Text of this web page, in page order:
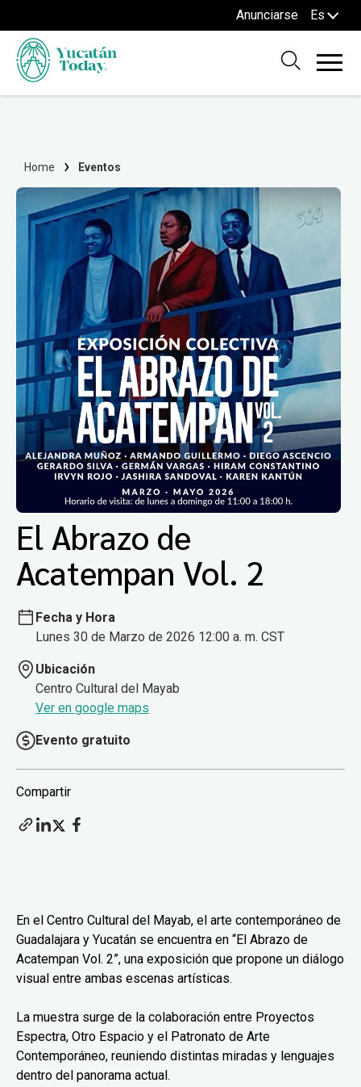
Anunciarse Es
Home Eventos
El Abrazo de
Acatempan Vol. 2
Fecha y Hora
Lunes 30 de Marzo de 2026 12:00 a. m. CST
Ubicación
Centro Cultural del Mayab
Ver en google maps
Evento gratuito
Compartir
En el Centro Cultural del Mayab, el arte contemporáneo de
Guadalajara y Yucatán se encuentra en “El Abrazo de
Acatempan Vol. 2”, una exposición que propone un diálogo
visual entre ambas escenas artísticas.
La muestra surge de la colaboración entre Proyectos
Espectra, Otro Espacio y el Patronato de Arte
Contemporáneo, reuniendo distintas miradas y lenguajes
dentro del panorama actual.